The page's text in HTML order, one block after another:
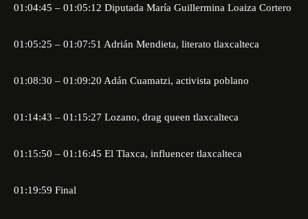
01:04:45 – 01:05:12 Diputada María Guillermina Loaiza Cortero
01:05:25 – 01:07:51 Adrián Mendieta, literato tlaxcalteca
01:08:30 – 01:09:20 Adán Cuamatzi, activista poblano
01:14:43 – 01:15:27 Lozano, drag queen tlaxcalteca
01:15:50 – 01:16:45 El Tlaxca, influencer tlaxcalteca
01:19:59 Final